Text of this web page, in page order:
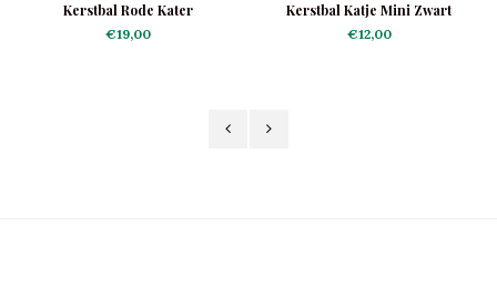
Kerstbal Rode Kater
€19,00
Kerstbal Katje Mini Zwart
€12,00